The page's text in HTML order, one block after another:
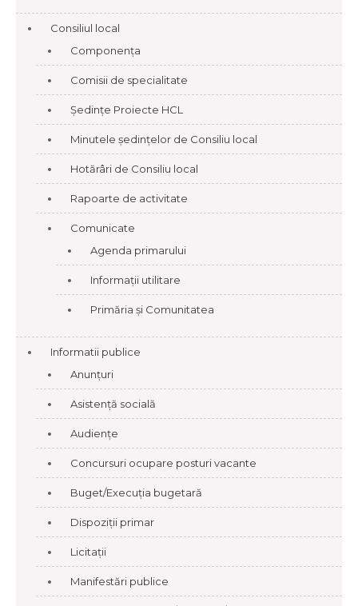
Consiliul local
Componența
Comisii de specialitate
Ședințe Proiecte HCL
Minutele ședințelor de Consiliu local
Hotărâri de Consiliu local
Rapoarte de activitate
Comunicate
Agenda primarului
Informații utilitare
Primăria și Comunitatea
Informatii publice
Anunțuri
Asistență socială
Audiențe
Concursuri ocupare posturi vacante
Buget/Execuția bugetară
Dispoziții primar
Licitații
Manifestări publice